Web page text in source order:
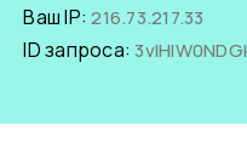
Ваш IP:216.73.217.33
ID запроса: